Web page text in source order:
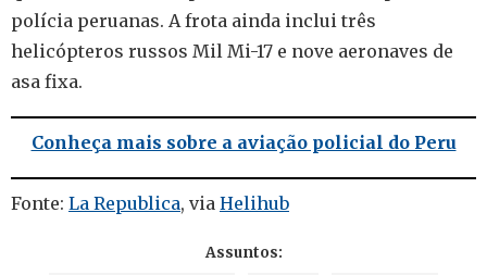
polícia peruanas. A frota ainda inclui três
helicópteros russos Mil Mi-17 e nove aeronaves de
asa fixa.
Conheça mais sobre a aviação policial do Peru
Fonte: La Republica, via Helihub
Assuntos: